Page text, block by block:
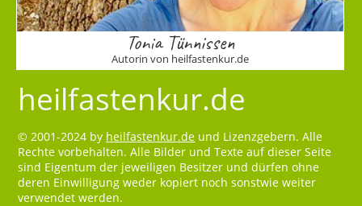
Tonia Tünnissen
Autorin von heilfastenkur.de
heilfastenkur.de
© 2001-2024 by heilfastenkur.de und Lizenzgebern. Alle
Rechte vorbehalten. Alle Bilder und Texte auf dieser Seite
sind Eigentum der jeweiligen Besitzer und dürfen ohne
deren Einwilligung weder kopiert noch sonstwie weiter
verwendet werden.